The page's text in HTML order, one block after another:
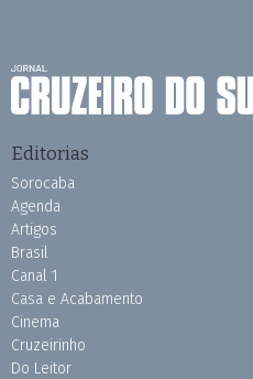
Editorias
Sorocaba
Agenda
Artigos
Brasil
Canal 1
Casa e Acabamento
Cinema
Cruzeirinho
Do Leitor